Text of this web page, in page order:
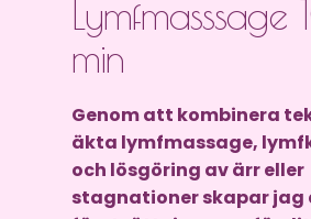
min
Genom att kombinera
äkta lymfmassage,
och lösgöring av ärr eller
stagnationer skapar jag